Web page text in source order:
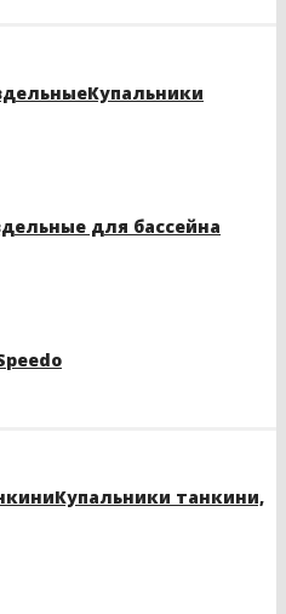
Купальники
для бассейна
Купальники танкини,